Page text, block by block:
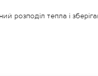
розподіл тепла і